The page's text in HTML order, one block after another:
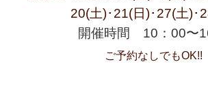
20(土)･21(日)･27(土)･
開催時間 10：00〜
ご予約なしでもOK!!